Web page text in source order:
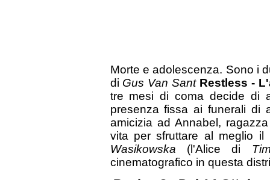
Morte e adolescenza. Sono i
di Gus Van Sant Restless -
tre mesi di coma decide di
presenza fissa ai funerali di
amicizia ad Annabel,
vita per sfruttare al meglio
Wasikowska (l'Alice di
cinematografico in questa